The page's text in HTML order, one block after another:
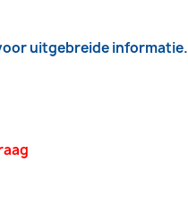
uitgebreide informatie.